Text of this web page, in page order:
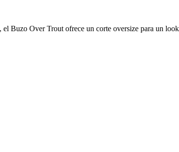
Buzo Over Trout ofrece un corte oversize para un